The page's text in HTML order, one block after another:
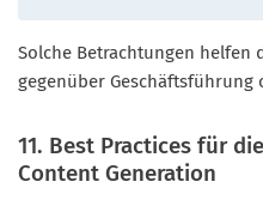
Solche Betrachtungen helfen
gegenüber Geschäftsführung
11. Best Practices für
Content Generation